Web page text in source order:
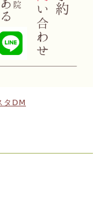
タⅮⅯ